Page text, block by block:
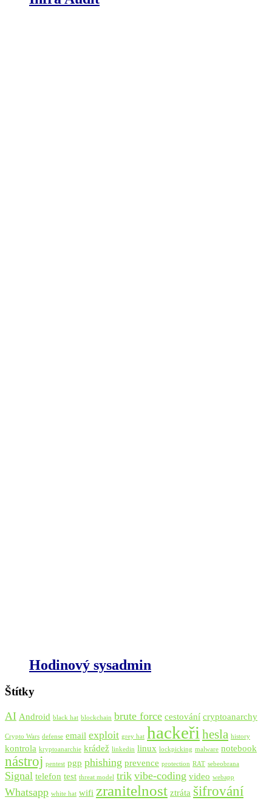
Hodinový sysadmin
Štítky
AI Android black hat blockchain brute force cestování cryptoanarchy
Crypto Wars defense email exploit grey hat hackeři hesla history
kontrola kryptoanarchie krádež linkedin linux lockpicking malware notebook
nástroj pentest pgp phishing prevence protection RAT sebeobrana
Signal telefon test threat model trik vibe-coding video webapp
Whatsapp white hat wifi zranitelnost ztráta šifrování